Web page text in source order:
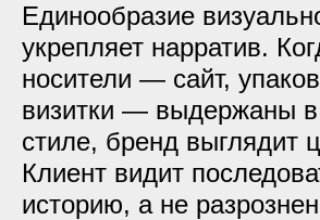
Единообразие
укрепляет нарратив.
носители — сайт,
визитки — выдержаны
стиле, бренд выглядит
Клиент видит
историю, а не